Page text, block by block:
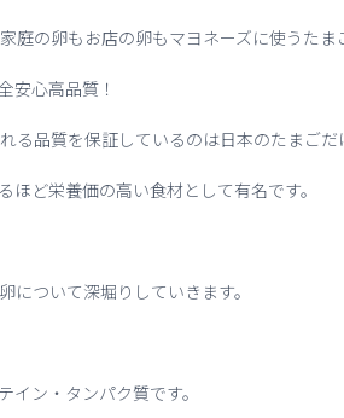
庭の卵もお店の卵もマヨネーズに使うたま
安心高品質！
る品質を保証しているのは日本のたまごだ
ほど栄養価の高い食材として有名です。
について深堀りしていきます。
イン・タンパク質です。